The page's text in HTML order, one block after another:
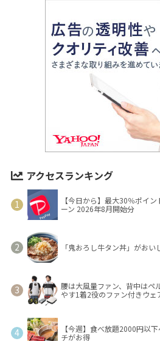
アクセスランキング
【今日から】最大30％ポイ
ーン 2026年8月開始分
「鬼おろし牛タン丼」がお
腰は大風量ファン、背中はペ
やす1着2役のファン付きウ
【今週】食べ放題2000円以
チがお得